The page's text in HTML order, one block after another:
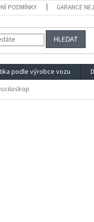
PODMÍNKY GARANCE
HLEDAT
podle výrobce vozu